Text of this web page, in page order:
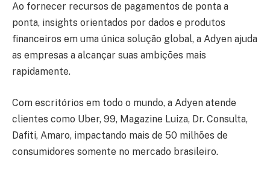
Ao fornecer recursos de pagamentos de ponta a
ponta, insights orientados por dados e produtos
financeiros em uma única solução global, a Adyen ajuda
as empresas a alcançar suas ambições mais
rapidamente.
Com escritórios em todo o mundo, a Adyen atende
clientes como Uber, 99, Magazine Luiza, Dr. Consulta,
Dafiti, Amaro, impactando mais de 50 milhões de
consumidores somente no mercado brasileiro.